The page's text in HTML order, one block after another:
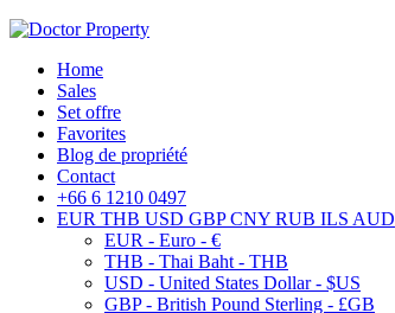
Home
Sales
Set offre
Favorites
Blog de propriété
Contact
+66 6 1210 0497
EUR THB USD GBP CNY RUB ILS AUD
EUR - Euro - €
THB - Thai Baht - THB
USD - United States Dollar - $US
GBP - British Pound Sterling - £GB